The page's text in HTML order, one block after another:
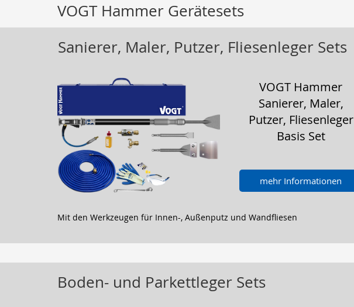
VOGT Hammer Gerätesets
Sanierer, Maler, Putzer, Fliesenleger Sets
VOGT Hammer
Sanierer, Maler,
Putzer, Fliesenleger
Basis Set
mehr Informationen
Mit den Werkzeugen für Innen-, Außenputz und Wandfliesen
Boden- und Parkettleger Sets